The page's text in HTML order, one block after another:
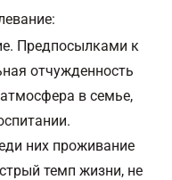
Предпосылками к
отчужденность
в семье,
них проживание
темп жизни, не